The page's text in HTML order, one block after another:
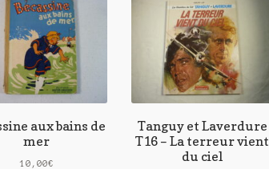
aux bains de
mer
10,00€
Tanguy et Laverdure
T16 – La terreur vient
du ciel